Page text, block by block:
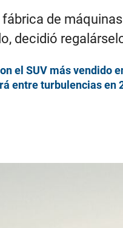
de
decidió
el SUV más vendido
entre turbulencias en